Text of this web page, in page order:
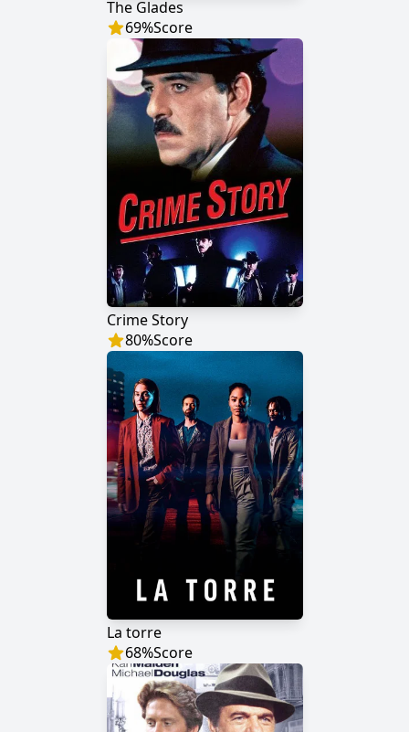
The Glades
69%Score
Crime Story
80%Score
La torre
68%Score